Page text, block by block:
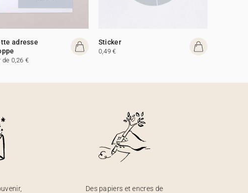
adresse
de 0,26 €
Sticker
0,49 €
Des papiers et encres de